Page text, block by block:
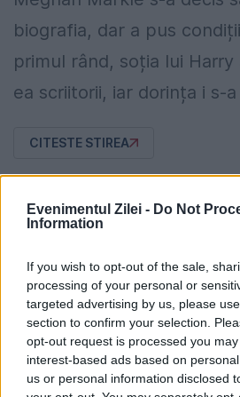
Evenimentul Zilei - Do Not
Information
If you wish to opt-out of the sale,
processing of your personal or
targeted advertising by us, please
section to confirm your selection.
opt-out request is processed you
interest-based ads based on
us or personal information disclosed
biografia, dar a pus
primul rând, soția lui Harry
ea scriitorii, iar dorința i s-
CITESTE STIREA
MONDEN
George Burcea dă
Andreei Bălan. Când
nu-l vede...
25 APRILIE 2020